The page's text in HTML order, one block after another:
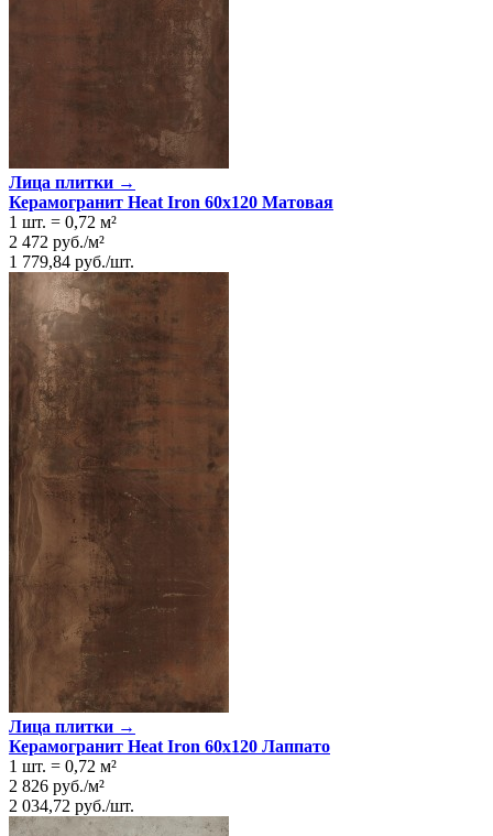
Лица плитки →
Керамогранит Heat Iron 60x120 Матовая
1 шт. = 0,72 м²
2 472 руб./м²
1 779,84 руб./шт.
Лица плитки →
Керамогранит Heat Iron 60x120 Лаппато
1 шт. = 0,72 м²
2 826 руб./м²
2 034,72 руб./шт.